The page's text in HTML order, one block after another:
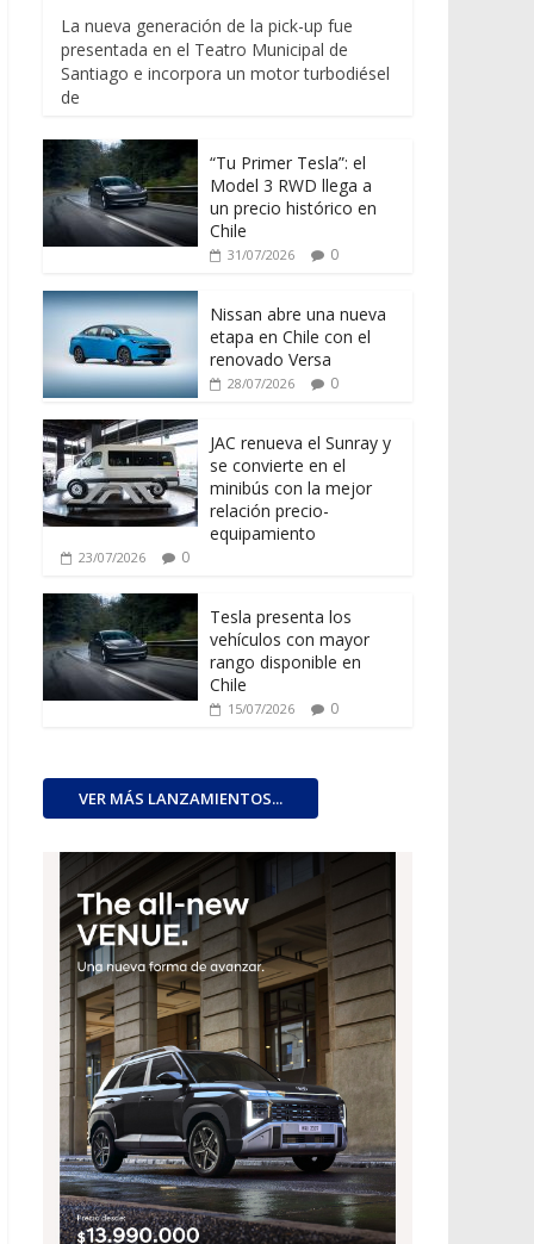
La nueva generación de la pick-up fue
presentada en el Teatro Municipal de
Santiago e incorpora un motor turbodiésel
de
“Tu Primer Tesla”: el
Model 3 RWD llega a
un precio histórico en
Chile
31/07/2026 0
Nissan abre una nueva
etapa en Chile con el
renovado Versa
28/07/2026 0
JAC renueva el Sunray y
se convierte en el
minibús con la mejor
relación precio-
equipamiento
23/07/2026 0
Tesla presenta los
vehículos con mayor
rango disponible en
Chile
15/07/2026 0
VER MÁS LANZAMIENTOS...